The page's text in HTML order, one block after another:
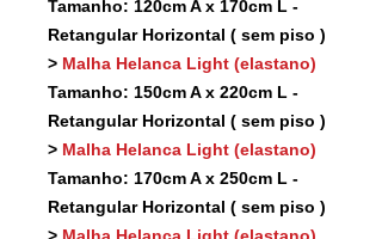
Tamanho: 120cm A x 170cm L -
Retangular Horizontal ( sem piso )
> Malha Helanca Light (elastano)
Tamanho: 150cm A x 220cm L -
Retangular Horizontal ( sem piso )
> Malha Helanca Light (elastano)
Tamanho: 170cm A x 250cm L -
Retangular Horizontal ( sem piso )
> Malha Helanca Light (elastano)